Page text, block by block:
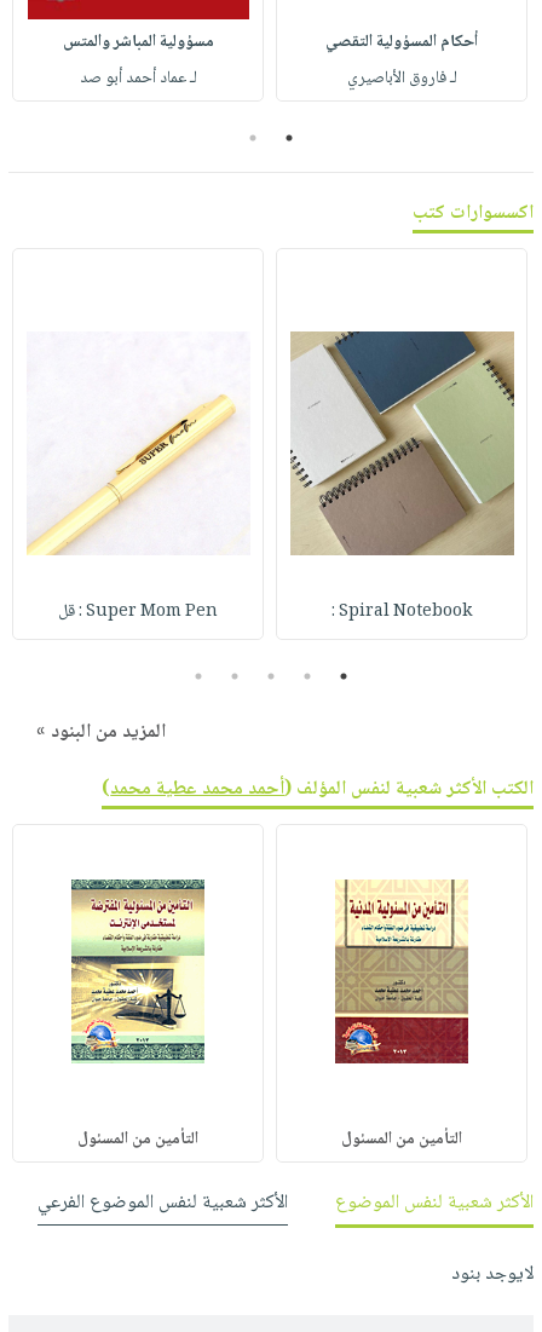
أطفال
مناسبات
وفرات
تواصل
معنا
عربة
التسوق
أحكام المسؤولية التقصي
لـ فاروق الأباصيري
مسؤولية المباشر والمتس
لـ عماد أحمد أبو صد
1
2
اكسسوارات كتب
Spiral Notebook : Super Mom Pen : قل
1
2
3
4
5
المزيد من البنود »
الكتب الأكثر شعبية لنفس المؤلف (أحمد محمد عطية محمد)
التأمين من المسئول التأمين من المسئول
الأكثر شعبية لنفس الموضوع الأكثر شعبية لنفس الموضوع الفرعي
لايوجد بنود